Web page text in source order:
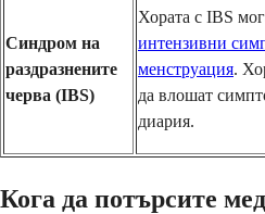
Синдром на
раздразнените
черва (IBS)
Хората с IBS
интензивни
менструация.
да влошат
диария.
Кога да потърсите